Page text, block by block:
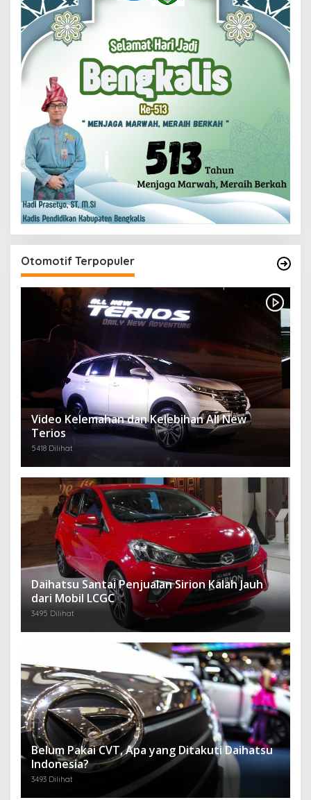
Otomotif Terpopuler
Video Kelemahan dan Kelebihan All New
Terios
5418 Dilihat
Daihatsu Santai Penjualan Sirion Kalah Jauh
dari Mobil LCGC
3495 Dilihat
Belum Pakai CVT, Apa yang Ditakuti Daihatsu
Indonesia?
3493 Dilihat